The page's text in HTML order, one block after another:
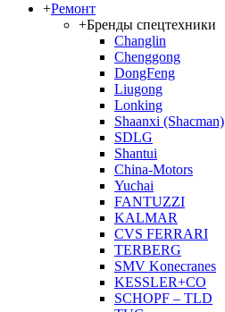
+Ремонт
+Бренды спецтехники
Changlin
Chenggong
DongFeng
Liugong
Lonking
Shaanxi (Shacman)
SDLG
Shantui
China-Motors
Yuchai
FANTUZZI
KALMAR
CVS FERRARI
TERBERG
SMV Konecranes
KESSLER+CO
SCHOPF – TLD